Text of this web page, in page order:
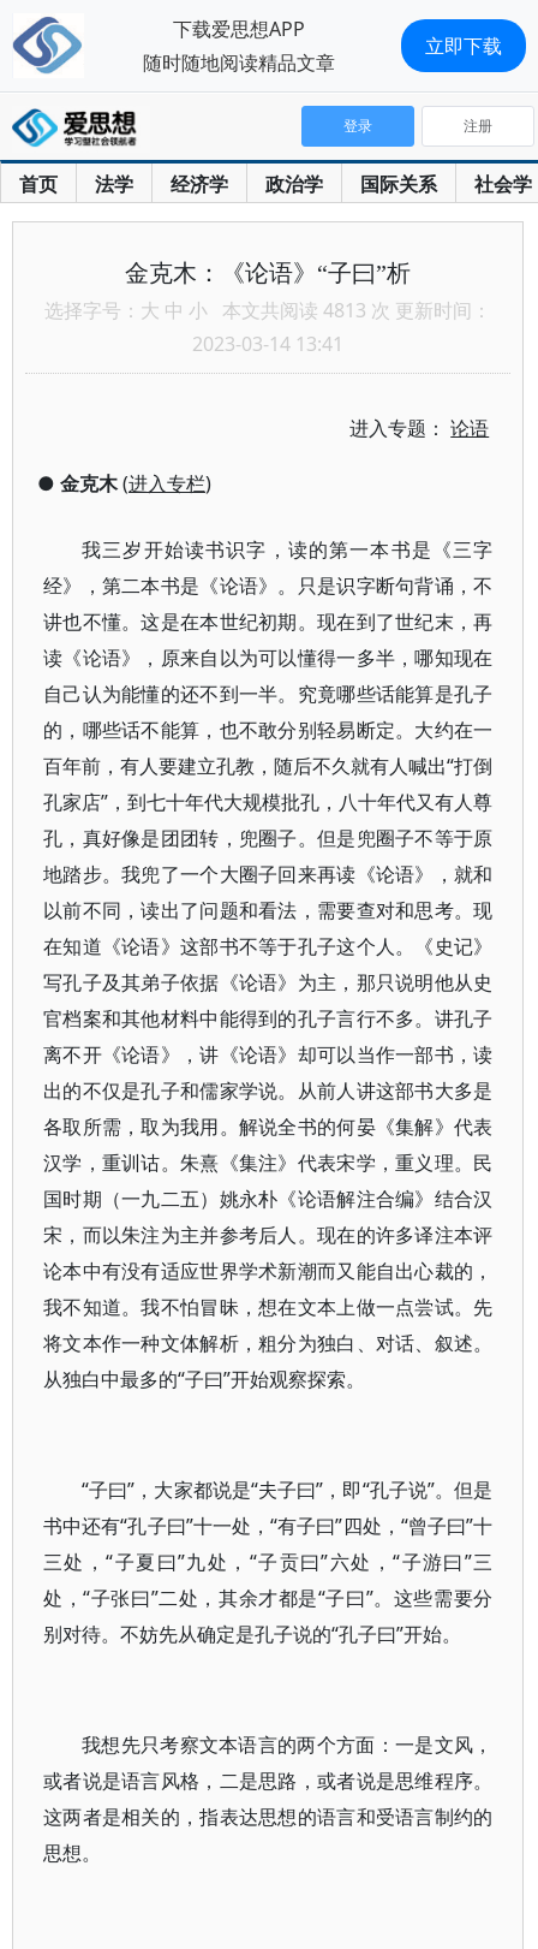
首页 法学 经济学 政治学 国际关系 社会学
登录 注册
金克木：《论语》“子曰”析
选择字号： 大 中 小 本文共阅读 4813 次 更新时间：
2023-03-14 13:41
进入专题：论语
● 金克木(进入专栏)
我三岁开始读书识字，读的第一本书是《三字
经》，第二本书是《论语》。只是识字断句背诵，不
讲也不懂。这是在本世纪初期。现在到了世纪末，再
读《论语》，原来自以为可以懂得一多半，哪知现在
自己认为能懂的还不到一半。究竟哪些话能算是孔子
的，哪些话不能算，也不敢分别轻易断定。大约在一
百年前，有人要建立孔教，随后不久就有人喊出“打倒
孔家店”，到七十年代大规模批孔，八十年代又有人尊
孔，真好像是团团转，兜圈子。但是兜圈子不等于原
地踏步。我兜了一个大圈子回来再读《论语》，就和
以前不同，读出了问题和看法，需要查对和思考。现
在知道《论语》这部书不等于孔子这个人。《史记》
写孔子及其弟子依据《论语》为主，那只说明他从史
官档案和其他材料中能得到的孔子言行不多。讲孔子
离不开《论语》，讲《论语》却可以当作一部书，读
出的不仅是孔子和儒家学说。从前人讲这部书大多是
各取所需，取为我用。解说全书的何晏《集解》代表
汉学，重训诂。朱熹《集注》代表宋学，重义理。民
国时期（一九二五）姚永朴《论语解注合编》结合汉
宋，而以朱注为主并参考后人。现在的许多译注本评
论本中有没有适应世界学术新潮而又能自出心裁的，
我不知道。我不怕冒昧，想在文本上做一点尝试。先
将文本作一种文体解析，粗分为独白、对话、叙述。
从独白中最多的“子曰”开始观察探索。
“子曰”，大家都说是“夫子曰”，即“孔子说”。但是
书中还有“孔子曰”十一处，“有子曰”四处，“曾子曰”十
三处，“子夏曰”九处，“子贡曰”六处，“子游曰”三
处，“子张曰”二处，其余才都是“子曰”。这些需要分
别对待。不妨先从确定是孔子说的“孔子曰”开始。
我想先只考察文本语言的两个方面：一是文风，
或者说是语言风格，二是思路，或者说是思维程序。
这两者是相关的，指表达思想的语言和受语言制约的
思想。
下载爱思想APP
随时随地阅读精品文章
立即下载